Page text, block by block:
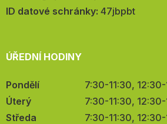
mail:
ID datové schránky: 47jbpbt
ÚŘEDNÍ HODINY
Pondělí
7:30-11:30,
Úterý
7:30-11:30,
Středa
7:30-11:30,